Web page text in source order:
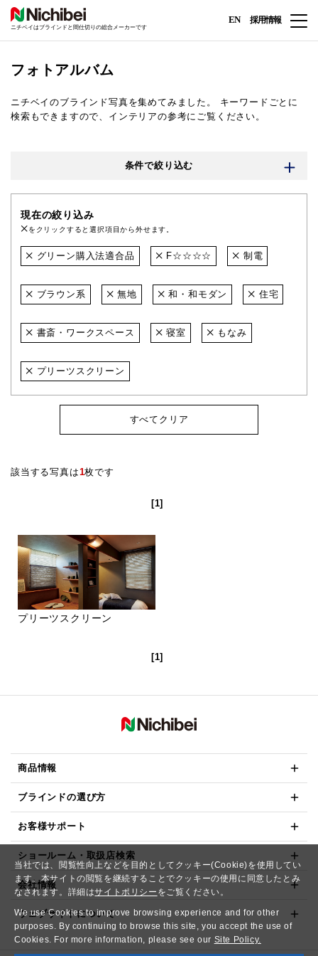
当社では、閲覧性向上などを目的としてクッキー(Cookie)を使用してい
ます。本サイトの閲覧を継続することでクッキーの使用に同意したとみ
なされます。詳細はサイトポリシー をご覧ください。
We use Cookies to improve browsing experience and for other
purposes. By continuing to browse this site, you accept the use of
Cookies. For more information, please see our Site Policy.
ニチベイはブラインドと間仕切りの総合メーカーです
EN 採用情報
フォトアルバム
ニチベイのブラインド写真を集めてみました。
キーワードごとに
検索もできますので、インテリアの参考にご覧ください。
条件で絞り込む
現在の絞り込み
をクリックすると選択項目から外せます。
グリーン購入法適合品 F☆☆☆☆ 制電
ブラウン系 無地 和・和モダン 住宅
書斎・ワークスペース 寝室 もなみ
プリーツスクリーン
すべてクリア
該当する写真は1枚です
[1]
プリーツスクリーン
[1]
商品情報
ブラインドの選び方
お客様サポート
ショールーム・取扱店検索
会社情報
ウェブサイトについて